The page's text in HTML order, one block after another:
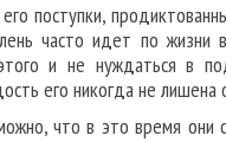
поступки,
часто идет по жизни
и не нуждаться в
его никогда не лишена
что в это время они